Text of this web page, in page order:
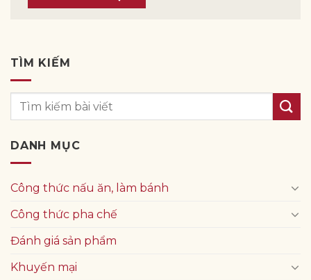
TÌM KIẾM
DANH MỤC
Công thức nấu ăn, làm bánh
Công thức pha chế
Đánh giá sản phẩm
Khuyến mại